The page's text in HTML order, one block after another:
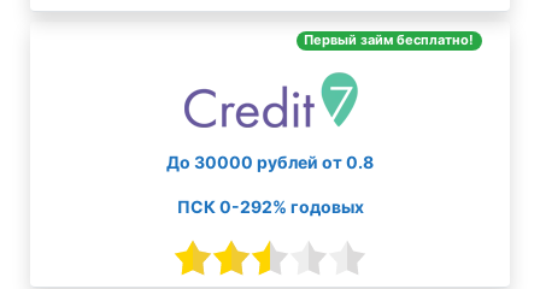
Первый займ бесплатно!
До 30000 рублей от 0.8
ПСК 0-292% годовых